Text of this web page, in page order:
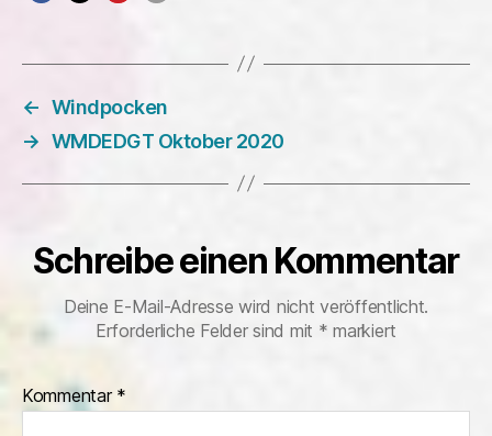
← Windpocken
→ WMDEDGT Oktober 2020
Schreibe einen Kommentar
Deine E-Mail-Adresse wird nicht veröffentlicht.
Erforderliche Felder sind mit * markiert
Kommentar *